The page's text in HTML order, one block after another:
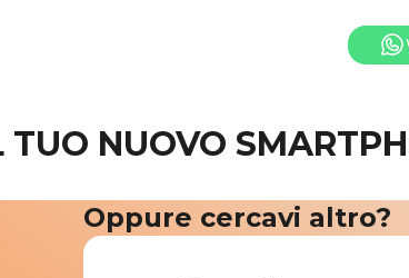
NUOVO
Oppure cercavi altro?